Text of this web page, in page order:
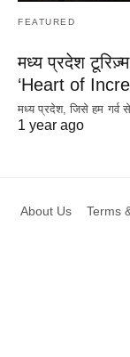
FEATURED
मध्य प्रदेश
‘Heart of
मध्य प्रदेश, जिसे हम
1 year ago
About Us Terms